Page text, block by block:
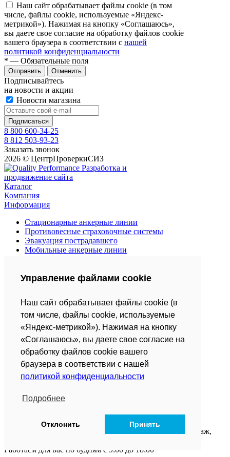
Управление файлами cookie
Наш сайт обрабатывает файлы cookie (в
том числе, файлы cookie, используемые
«Яндекс-метрикой»). Нажимая на кнопку
«Соглашаюсь», вы даете свое согласие на
обработку файлов cookie вашего
браузера в соответствии с нашей
политикой конфиденциальности
Подробнее
Отклонить Принять
Наш сайт обрабатывает файлы cookie (в том
числе, файлы cookie, используемые «Яндекс-
метрикой»). Нажимая на кнопку «Соглашаюсь»,
вы даете свое согласие на обработку файлов cookie
вашего браузера в соответствии с нашей
политикой конфиденциальности
* — Обязательные поля
Отправить Отменить
Подписывайтесь
на новости и акции
Новости магазина
8 800 600-34-25
8 812 503-93-23
Заказать звонок
2026 © ЦентрПроверкиСИЗ
Разработка и
продвижение сайта
Каталог
Компания
Информация
Стационарные анкерные линии
Противовесные страховочные системы
Эвакуация пострадавшего
Мобильные анкерные линии
Анкерные устройства
Спусковые страховочные устройства
О компании
Сотрудники
Контакты
Акции
Блог
Реализованные проекты
Обработка персональных данных
г. Санкт-Петербург, Пискарёвский проспект, 123, 2-й этаж,
Работаем для вас по будням с 9:00 до 18:00